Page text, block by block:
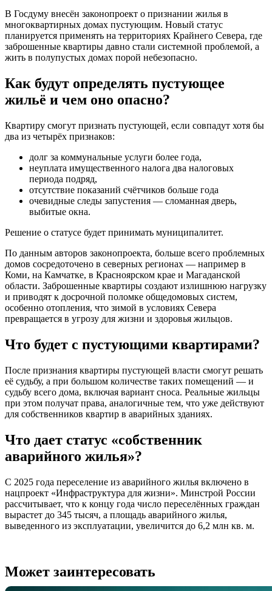
В Госдуму внесён законопроект о признании жилья в
многоквартирных домах пустующим. Новый статус
планируется применять на территориях Крайнего Севера, где
заброшенные квартиры давно стали системной проблемой, а
жить в полупустых домах порой небезопасно.
Как будут определять пустующее
жильё и чем оно опасно?
Квартиру смогут признать пустующей, если совпадут хотя бы
два из четырёх признаков:
долг за коммунальные услуги более года,
неуплата имущественного налога два налоговых
периода подряд,
отсутствие показаний счётчиков больше года
очевидные следы запустения — сломанная дверь,
выбитые окна.
Решение о статусе будет принимать муниципалитет.
По данным авторов законопроекта, больше всего проблемных
домов сосредоточено в северных регионах — например в
Коми, на Камчатке, в Красноярском крае и Магаданской
области. Заброшенные квартиры создают излишнюю нагрузку
и приводят к досрочной поломке общедомовых систем,
особенно отопления, что зимой в условиях Севера
превращается в угрозу для жизни и здоровья жильцов.
Что будет с пустующими квартирами?
После признания квартиры пустующей власти смогут решать
её судьбу, а при большом количестве таких помещений — и
судьбу всего дома, включая вариант сноса. Реальные жильцы
при этом получат права, аналогичные тем, что уже действуют
для собственников квартир в аварийных зданиях.
Что дает статус «собственник
аварийного жилья»?
С 2025 года переселение из аварийного жилья включено в
нацпроект «Инфраструктура для жизни». Минстрой России
рассчитывает, что к концу года число переселённых граждан
вырастет до 345 тысяч, а площадь аварийного жилья,
выведенного из эксплуатации, увеличится до 6,2 млн кв. м.
Может заинтересовать